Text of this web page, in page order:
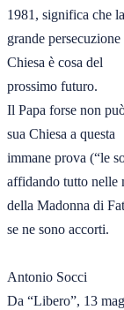
1981, significa che la
grande
Chiesa è cosa del
prossimo futuro.
Il Papa forse non
sua Chiesa a questa
immane prova (“le
affidando tutto nelle
della Madonna di
se ne sono accorti.
Antonio Socci
Da “Libero”, 13